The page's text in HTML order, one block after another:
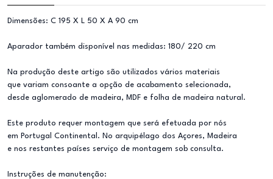
Dimensões: C 195 X L 50 X A 90 cm
Aparador também disponível nas medidas: 180/ 220 cm
Na produção deste artigo são utilizados vários materiais
que variam consoante a opção de acabamento selecionada,
desde aglomerado de madeira, MDF e folha de madeira natural.
Este produto requer montagem que será efetuada por nós
em Portugal Continental. No arquipélago dos Açores, Madeira
e nos restantes países serviço de montagem sob consulta.
Instruções de manutenção: